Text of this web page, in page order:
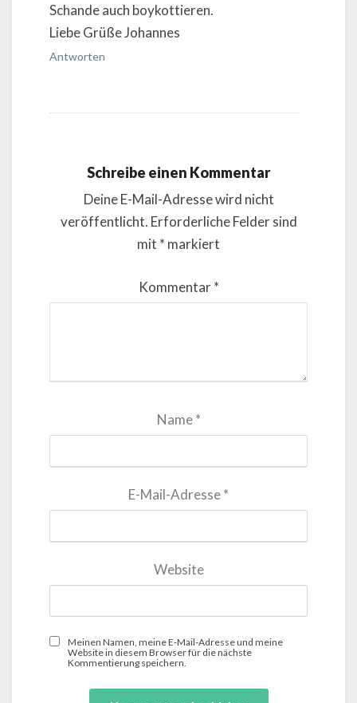
Schande auch boykottieren.
Liebe Grüße Johannes
Antworten
Schreibe einen Kommentar
Deine E-Mail-Adresse wird nicht
veröffentlicht. Erforderliche Felder sind
mit * markiert
Kommentar*
Name*
E-Mail-Adresse*
Website
Meinen Namen, meine E-Mail-Adresse und meine
Website in diesem Browser für die nächste
Kommentierung speichern.